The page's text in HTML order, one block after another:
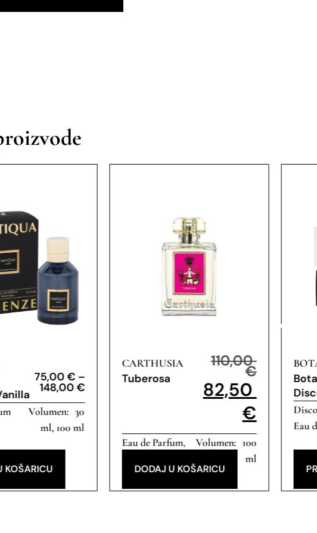
75,00€–
148,00€
30
ml, 100 ml
KOŠARICU
CARTHUSIA
Tuberosa
110,00
€
82,50
€
Eau de Parfum,
100
ml
DODAJ U KOŠARICU
Eau